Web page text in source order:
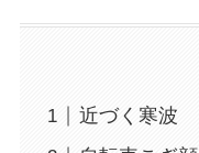
近づく寒波